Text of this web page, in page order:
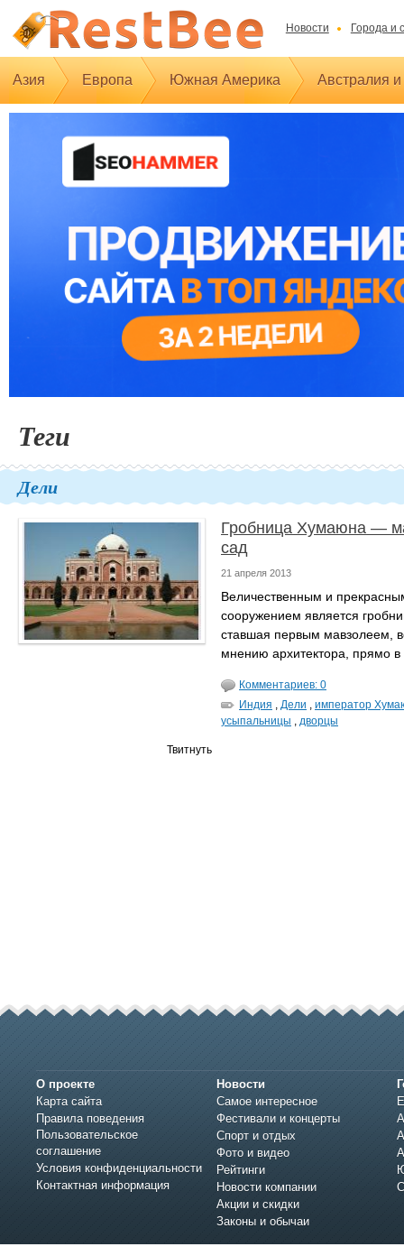
Новости Города и
Азия Европа Южная Америка Австралия
Теги
Дели
Гробница Хумаюна —
сад
21 апреля 2013
Величественным и
сооружением является
ставшая первым мавзолеем,
мнению архитектора, прямо в
Комментариев: 0
Индия , Дели , император
усыпальницы , дворцы
Твитнуть
О проекте
Карта сайта
Правила поведения
Пользовательское
соглашение
Условия конфиденциальности
Контактная информация
Новости
Самое интересное
Фестивали и концерты
Спорт и отдых
Фото и видео
Рейтинги
Новости компании
Акции и скидки
Законы и обычаи